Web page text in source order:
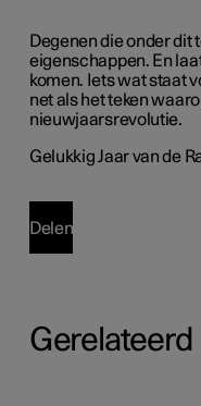
Degenen die onder dit
eigenschappen. En
komen. Iets wat staat
net als het teken
nieuwjaarsrevolutie.
Gelukkig Jaar van de
Delen
Gerelateerd